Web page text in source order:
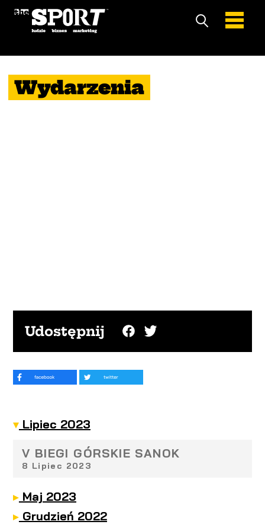
Wydarzenia
Udostępnij
Lipiec 2023
V BIEGI GÓRSKIE SANOK
8 Lipiec 2023
Maj 2023
JBL Triathlon Sieraków
Grudzień 2022